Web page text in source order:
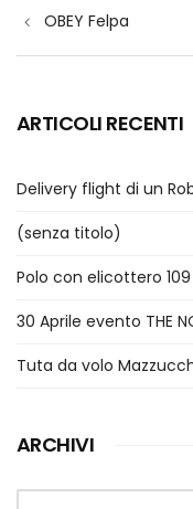
articoli
OBEY Felpa
ARTICOLI RECENTI
Delivery flight di un
(senza titolo)
Polo con elicottero
30 Aprile evento THE
Tuta da volo
ARCHIVI
Archivi